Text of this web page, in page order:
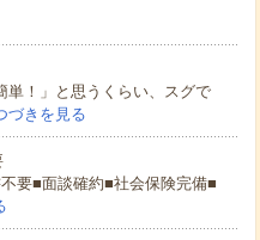
！」と思うくらい、スグで
づきを見る
要■面談確約■社会保険完備■